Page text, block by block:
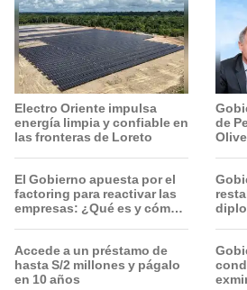
Electro Oriente impulsa
energía limpia y confiable en
las fronteras de Loreto
El Gobierno apuesta por el
factoring para reactivar las
empresas: ¿Qué es y cómo
Accede a un préstamo de
hasta S/2 millones y págalo
en 10 años
de